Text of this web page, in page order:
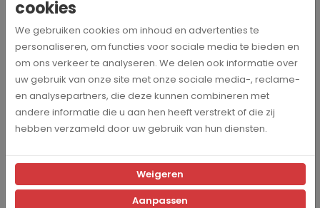
KM5 koffiemolen
Het filterkoffiezetapparaat en de koffiemolen zijn een iconisch
en stijlvol duo voor op jouw aanrecht. Alles wat je nodig hebt om
jouw perfecte kopje koffie te zetten. De koffiemolen is
verkrijgbaar in Matt Black, Polished Silver en in een nieuwe kleur
Matt White, zodat de molen met ieder koffiezetapparaat te
combineren is.
Review van de Moccamaster
Koffiemolen KM5
cookies
We gebruiken cookies om inhoud en advertenties te
personaliseren, om functies voor sociale media te bieden en
om ons verkeer te analyseren. We delen ook informatie over
uw gebruik van onze site met onze sociale media-, reclame-
en analysepartners, die deze kunnen combineren met
andere informatie die u aan hen heeft verstrekt of die zij
hebben verzameld door uw gebruik van hun diensten.
Weigeren
Aanpassen